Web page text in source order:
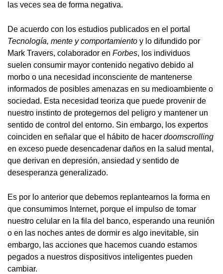
las veces sea de forma negativa.
De acuerdo con los estudios publicados en el portal
Tecnología, mente y comportamiento y lo difundido por
Mark Travers, colaborador en Forbes, los individuos
suelen consumir mayor contenido negativo debido al
morbo o una necesidad inconsciente de mantenerse
informados de posibles amenazas en su medioambiente o
sociedad. Esta necesidad teoriza que puede provenir de
nuestro instinto de protegernos del peligro y mantener un
sentido de control del entorno. Sin embargo, los expertos
coinciden en señalar que el hábito de hacer doomscrolling
en exceso puede desencadenar daños en la salud mental,
que derivan en depresión, ansiedad y sentido de
desesperanza generalizado.
Es por lo anterior que debemos replantearnos la forma en
que consumimos Internet, porque el impulso de tomar
nuestro celular en la fila del banco, esperando una reunión
o en las noches antes de dormir es algo inevitable, sin
embargo, las acciones que hacemos cuando estamos
pegados a nuestros dispositivos inteligentes pueden
cambiar.